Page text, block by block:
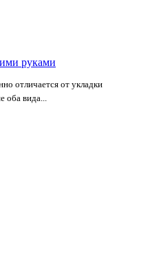
руками
отличается от укладки
вида...